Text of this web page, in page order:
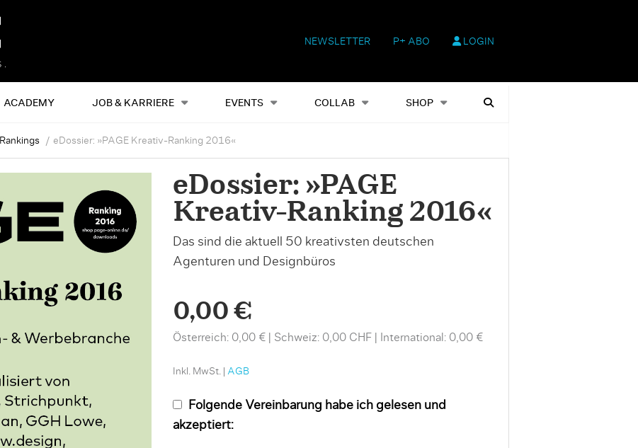
NEWSLETTER P+ ABO LOGIN
ACADEMY JOB & KARRIERE EVENTS COLLAB SHOP
Alles Events Shop Heftausgaben Suchen
Rankings eDossier: »PAGE Kreativ-Ranking 2016«
eDossier: »PAGE
Kreativ-Ranking 2016«
Das sind die aktuell 50 kreativsten deutschen
Agenturen und Designbüros
0,00 €
Österreich: 0,00 € Schweiz: 0,00 CHF International: 0,00 €
Inkl. MwSt. | AGB
Folgende Vereinbarung habe ich gelesen und
akzeptiert: